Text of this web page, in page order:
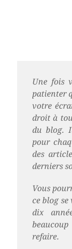
Une fois
patienter
votre
droit à
du blog.
pour
des
derniers
Vous
ce blog
dix
refaire.